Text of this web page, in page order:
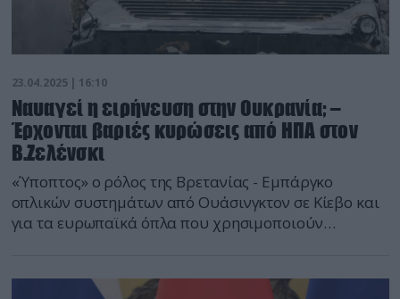
23.04.2025 | 16:10
Ναυαγεί η ειρήνευση στην Ουκρανία; –
Έρχονται βαριές κυρώσεις από ΗΠΑ στον
Β.Ζελένσκι
«Ύποπτος» ο ρόλος της Βρετανίας - Εμπάργκο
οπλικών συστημάτων από Ουάσινγκτον σε Κίεβο και
για τα ευρωπαϊκά όπλα που χρησιμοποιούν